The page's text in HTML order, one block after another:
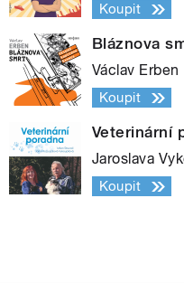
Koupit
Bláznova
Václav Erben
Koupit
Veterinární
Jaroslava
Koupit